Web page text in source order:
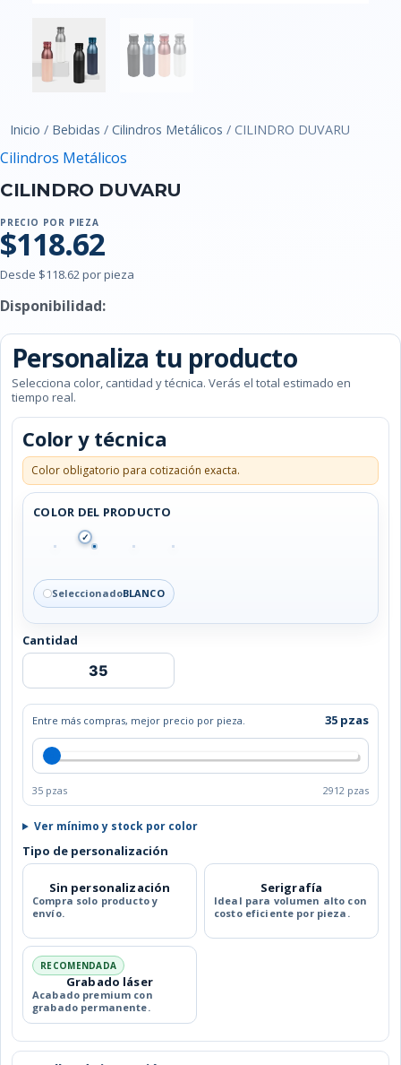
Inicio / Bebidas /Cilindros Metálicos / CILINDRO DUVARU
Cilindros Metálicos
CILINDRO DUVARU
PRECIO POR PIEZA
$118.62
Desde $118.62 por pieza
Disponibilidad:
Personaliza tu producto
Selecciona color, cantidad y técnica. Verás el total estimado en
tiempo real.
Color y técnica
Color obligatorio para cotización exacta.
COLOR DEL PRODUCTO
✓
SeleccionadoBLANCO
Cantidad
CILINDRO
Entre más compras, mejor precio por pieza. 35 pzas
35 pzas 2912 pzas
Ver mínimo y stock por color
Tipo de personalización
Sin personalización
Compra solo producto y
envío.
Serigrafía
Ideal para volumen alto con
costo eficiente por pieza.
RECOMENDADA
Grabado láser
Acabado premium con
grabado permanente.